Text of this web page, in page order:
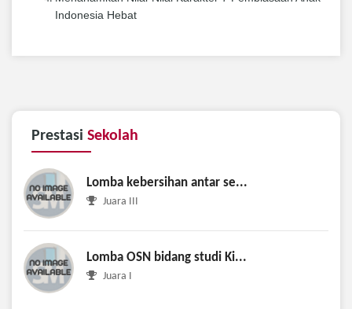
Indonesia Hebat
Prestasi Sekolah
Lomba kebersihan antar se...
Juara III
Lomba OSN bidang studi Ki...
Juara I